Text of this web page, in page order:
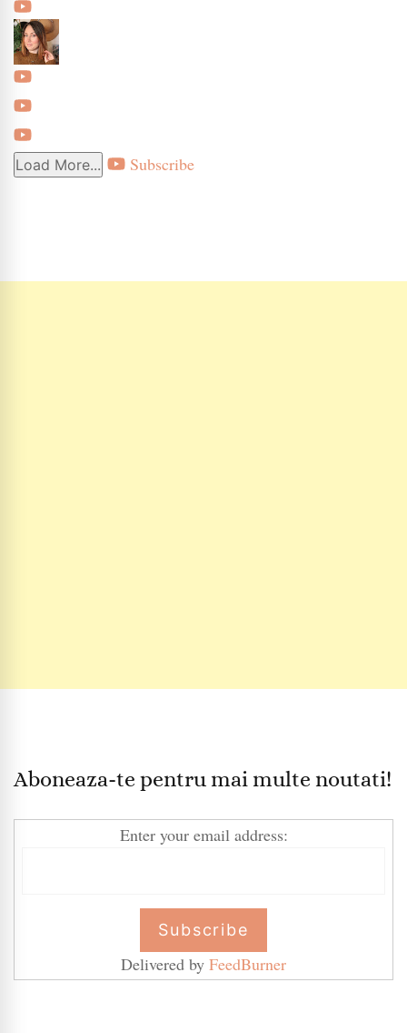
Load More... Subscribe
Aboneaza-te pentru mai multe noutati!
Enter your email address:
Delivered by FeedBurner